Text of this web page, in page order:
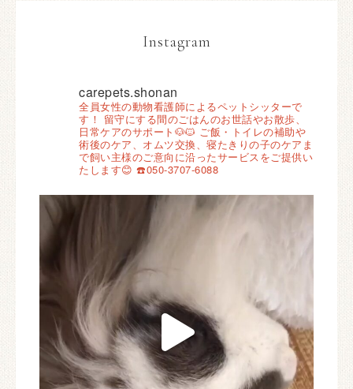
Instagram
carepets.shonan
全員女性の動物看護師によるペットシッターで
す！ 留守にする間のごはんのお世話やお散歩、
日常ケアのサポート🐶🐱 ご飯・トイレの補助や
術後のケア、オムツ交換、寝たきりの子のケアま
で飼い主様のご意向に沿ったサービスをご提供い
たします😊 ☎️050-3707-6088